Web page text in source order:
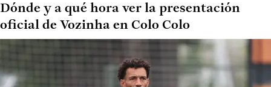
Dónde y a qué hora ver la presentación
oficial de Vozinha en Colo Colo